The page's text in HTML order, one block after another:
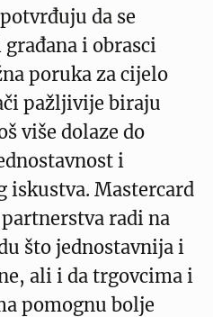
da se
i obrasci
poruka za cijelo
pažljivije biraju
više dolaze do
i
Mastercard
radi na
što jednostavnija i
ali i da trgovcima i
pomognu bolje